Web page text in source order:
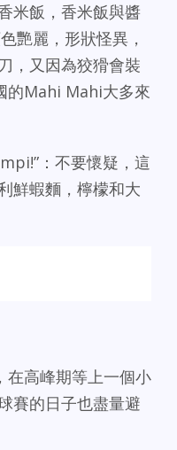
米飯，香米飯與醬
艷麗，形狀怪異，
，又因為狡猾會裝
的Mahi Mahi大多來
：不要懷疑，這
鮮蝦麵，檸檬和大
在高峰期等上一個小
賽的日子也盡量避